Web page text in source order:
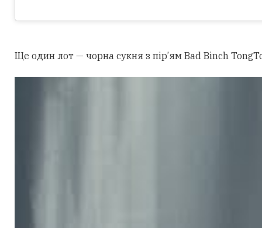
Ще один лот — чорна сукня з пір’ям Bad Binch